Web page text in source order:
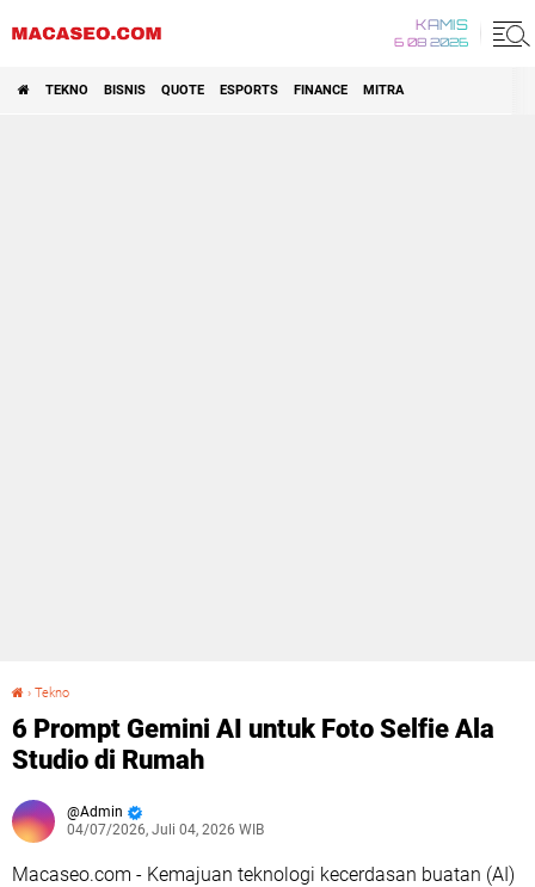
KAMIS
6 08 2026
TEKNO BISNIS QUOTE ESPORTS FINANCE MITRA
› Tekno
6 Prompt Gemini AI untuk Foto Selfie Ala
Studio di Rumah
Admin
04/07/2026, Juli 04, 2026 WIB
Macaseo.com - Kemajuan teknologi kecerdasan buatan (AI)